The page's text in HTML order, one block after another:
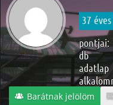
37 éves
pontjai:
db
Barátnak jelölöm